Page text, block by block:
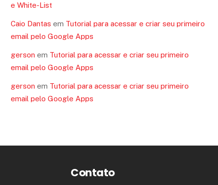
e White-List
Caio Dantas em Tutorial para acessar e criar seu primeiro
email pelo Google Apps
gerson em Tutorial para acessar e criar seu primeiro
email pelo Google Apps
gerson em Tutorial para acessar e criar seu primeiro
email pelo Google Apps
Contato